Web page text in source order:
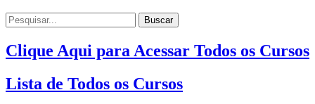
Buscar
Clique Aqui para Acessar Todos os Cursos
Lista de Todos os Cursos